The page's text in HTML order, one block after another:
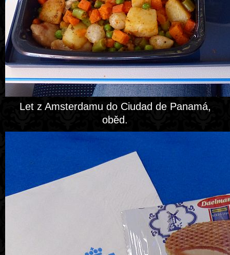
Let z Amsterdamu do Ciudad de Panamá,
oběd.